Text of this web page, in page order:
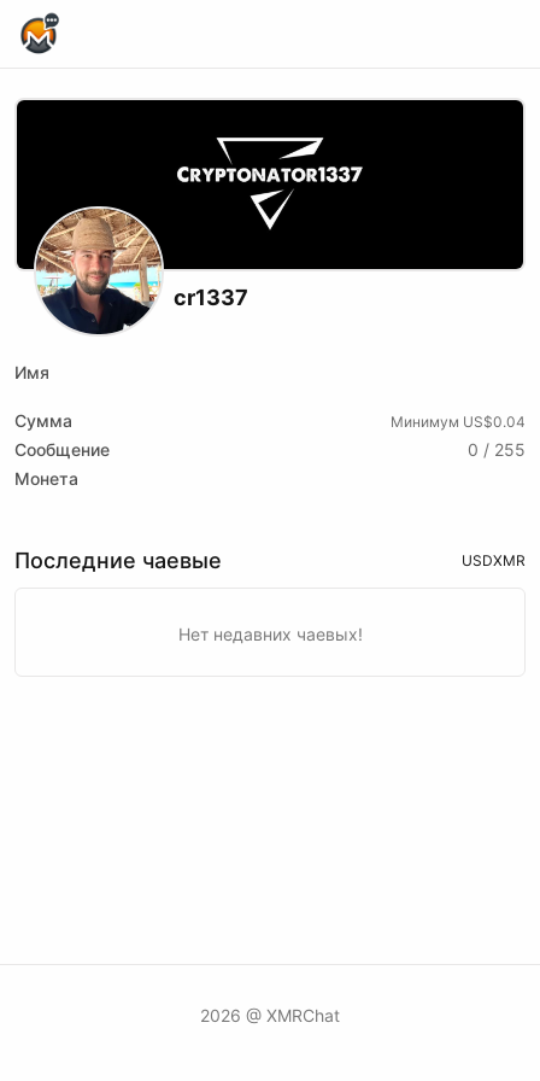
cr1337
Имя
Сумма Минимум US$0.04
Сообщение
0 / 255
Монета
Последние чаевые USDXMR
Нет недавних чаевых!
2026 @ XMRChat